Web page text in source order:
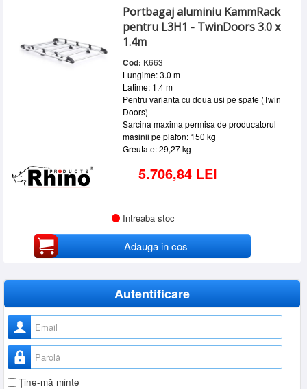
Portbagaj aluminiu KammRack
pentru L3H1 - TwinDoors 3.0 x
1.4m
Cod: K663
Lungime: 3.0 m
Latime: 1.4 m
Pentru varianta cu doua usi pe spate (Twin
Doors)
Sarcina maxima permisa de producatorul
masinii pe plafon: 150 kg
Greutate: 29,27 kg
5.706,84 LEI
Intreaba stoc
Adauga in cos
Autentificare
Nume utilizator
Parolă
Ţine-mă minte